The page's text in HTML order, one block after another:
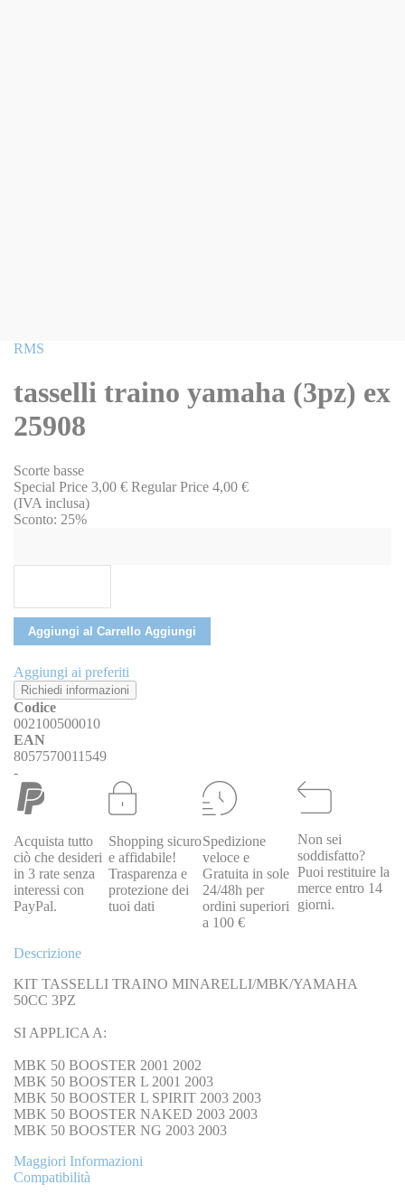
Vai
galleria
immagini
RMS
tasselli traino yamaha (3pz) ex
25908
Scorte basse
Special Price 3,00 € Regular Price 4,00 €
(IVA inclusa)
Sconto: 25%
Aggiungi al Carrello Aggiungi
Aggiungi ai preferiti
Richiedi informazioni
Codice
002100500010
EAN
8057570011549
-
Acquista tutto
ciò che desideri
in 3 rate senza
interessi con
PayPal.
Shopping sicuro
e affidabile!
Trasparenza e
protezione dei
tuoi dati
Spedizione
veloce e
Gratuita in sole
24/48h per
ordini superiori
a 100 €
Non sei
soddisfatto?
Puoi restituire la
merce entro 14
giorni.
Descrizione
KIT TASSELLI TRAINO MINARELLI/MBK/YAMAHA
50CC 3PZ
SI APPLICA A:
MBK 50 BOOSTER 2001 2002
MBK 50 BOOSTER L 2001 2003
MBK 50 BOOSTER L SPIRIT 2003 2003
MBK 50 BOOSTER NAKED 2003 2003
MBK 50 BOOSTER NG 2003 2003
Maggiori Informazioni
Compatibilità